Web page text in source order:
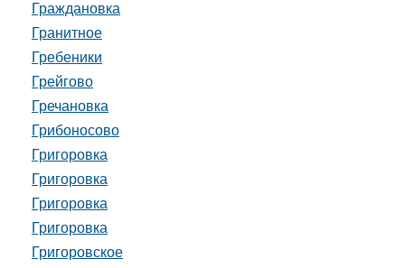
Граждановка
Гранитное
Гребеники
Грейгово
Гречановка
Грибоносово
Григоровка
Григоровка
Григоровка
Григоровка
Григоровское